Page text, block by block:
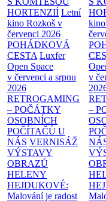
HORTENZIÍ Letní
kino Rozkoš v
červenci 2026
POHÁDKOVÁ
CESTA Luxfer
Open Space
v červenci a srpnu
2026
RETROGAMING
– POČÁTKY
OSOBNÍCH
POČÍTAČŮ U
NÁS VERNISÁŽ
VÝSTAVY
OBRAZŮ
HELENY
HEJDUKOVÉ:
Malování je radost
v
–